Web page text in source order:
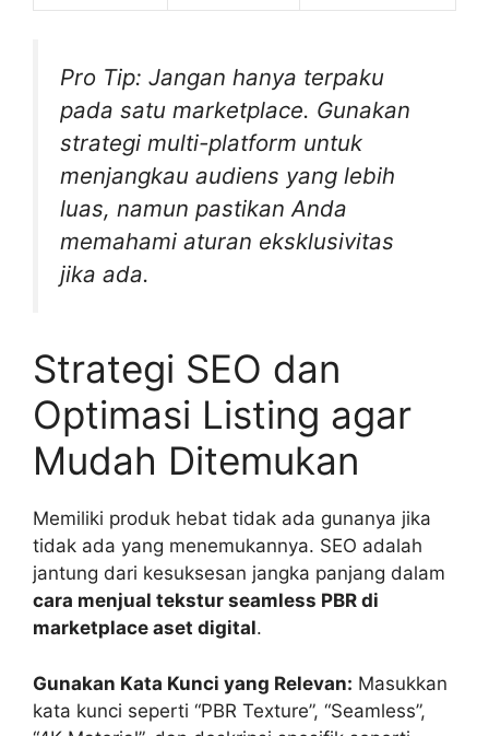
Pro Tip: Jangan hanya terpaku
pada satu marketplace. Gunakan
strategi multi-platform untuk
menjangkau audiens yang lebih
luas, namun pastikan Anda
memahami aturan eksklusivitas
jika ada.
Strategi SEO dan
Optimasi Listing agar
Mudah Ditemukan
Memiliki produk hebat tidak ada gunanya jika
tidak ada yang menemukannya. SEO adalah
jantung dari kesuksesan jangka panjang dalam
cara menjual tekstur seamless PBR di
marketplace aset digital.
Gunakan Kata Kunci yang Relevan: Masukkan
kata kunci seperti “PBR Texture”, “Seamless”,